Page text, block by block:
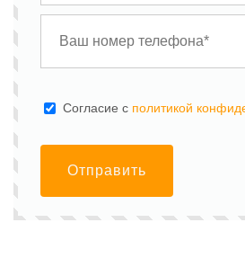
Cогласие с политикой
Отправить